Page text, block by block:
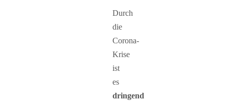
Durch
die
Corona-
Krise
ist
es
dringend